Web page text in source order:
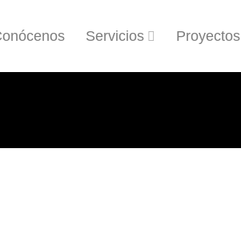
Servicios Proyectos